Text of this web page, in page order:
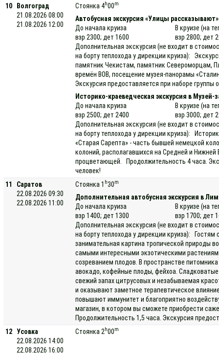
10
Волгоград
21.08.2026 08:00
21.08.2026 12:00
Стоянка 4h00m
Автобусная экскурсия «Улицы
До начала круиза
взр 2300; дет 1600
В круизе (на
взр 2800; дет
Дополнительная экскурсия (не входит в
на борту теплохода у дирекции круиза):
памятник Чекистам, памятник Североморцам,
времён ВОВ, посещение музея-панорамы
Экскурсия предоставляется при наборе группы
Историко-краеведческая экскурсия в Музей-
До начала круиза
взр 2500; дет 2400
В круизе (на
взр 3000; дет
Дополнительная экскурсия (не входит в
на борту теплохода у дирекции круиза):
«Старая Сарепта» - часть бывшей немецкой
колоний, располагавшихся на Средней и
процветающей. Продолжительность 4 часа.
человек!
11
Саратов
22.08.2026 09:30
22.08.2026 11:00
Стоянка 1 h30m
Дополнительная автобусная экскурсия в
До начала круиза
взр 1400; дет 1300
В круизе (на
взр 1700; дет
Дополнительная экскурсия (не входит в
на борту теплохода у дирекции круиза):
занимательная картина тропической природы
самыми интересными экзотическими
созреванием плодов. В пространстве
авокадо, кофейные плоды, фейхоа.
свежий запах цитрусовых и незабываемая
и оказывают заметное терапевтическое
повышают иммунитет и благоприятно
магазин, в котором вы сможете приобрести
Продолжительность 1,5 часа. Экскурсия
12 Усовка
22.08.2026 14:00
22.08.2026 16:00
Стоянка 2 h00m